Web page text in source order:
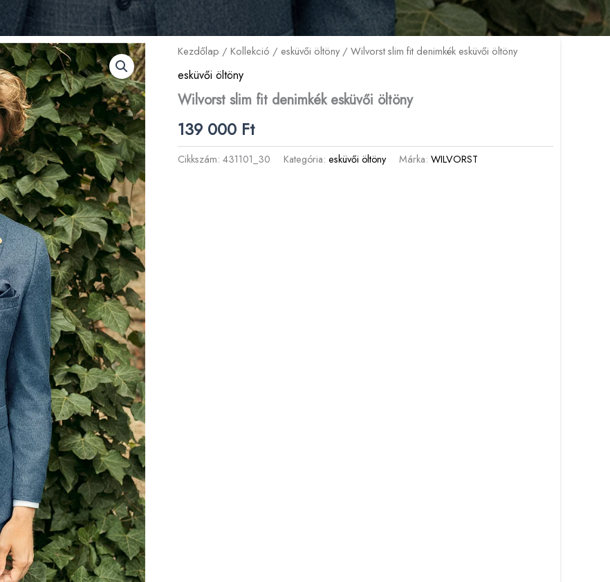
Kezdőlap /Kollekció / esküvői öltöny/ Wilvorst slim fit denimkék esküvői öltöny
esküvői öltöny
Wilvorst slim fit denimkék esküvői öltöny
139 000 Ft
Cikkszám:431101_30 Kategória:esküvői öltöny Márka:WILVORST